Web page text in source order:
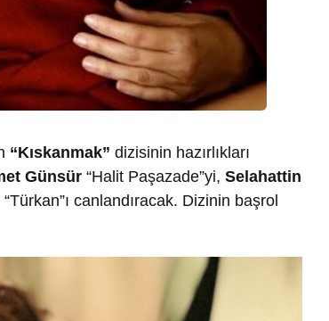
“Kıskanmak” dizisinin hazırlıkları
Günsür “Halit Paşazade”yi, Selahattin
“Türkan”ı canlandıracak. Dizinin başrol